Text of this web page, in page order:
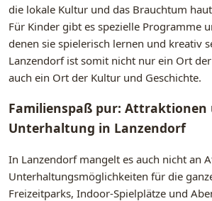
die lokale Kultur und das Brauchtum
Für Kinder gibt es spezielle Programme
denen sie spielerisch lernen und kreativ
Lanzendorf ist somit nicht nur ein Ort
auch ein Ort der Kultur und Geschichte.
Familienspaß pur: Attraktionen
Unterhaltung in Lanzendorf
In Lanzendorf mangelt es auch nicht an
Unterhaltungsmöglichkeiten für die
Freizeitparks, Indoor-Spielplätze und